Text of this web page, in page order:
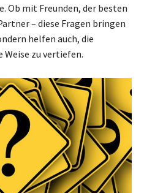
Ob mit Freunden, der besten
– diese Fragen bringen
helfen auch, die
Weise zu vertiefen.